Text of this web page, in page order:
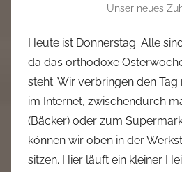
Unser neues
Heute ist Donnerstag. Alle
da das orthodoxe
steht. Wir verbringen den
im Internet, zwischendurch
(Bäcker) oder zum
können wir oben in der
sitzen. Hier läuft ein kleiner